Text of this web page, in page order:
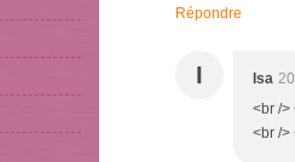
Répondre
I Isa
<br />
<br />